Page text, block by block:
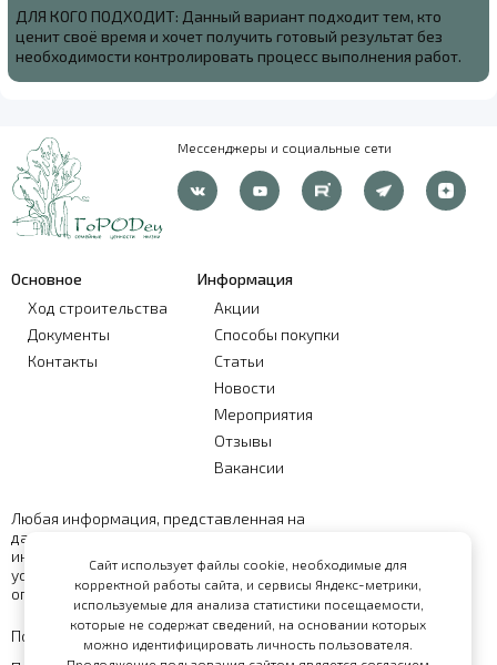
ДЛЯ КОГО ПОДХОДИТ: Данный вариант подходит тем, кто
ценит своё время и хочет получить готовый результат без
необходимости контролировать процесс выполнения работ.
Мессенджеры и социальные сети
Основное
Ход строительства
Документы
Контакты
Информация
Акции
Способы покупки
Статьи
Новости
Мероприятия
Отзывы
Вакансии
Любая информация, представленная на
данном сайте, носит исключительно
информационный характер и ни при каких
условиях не является публичной офертой,
определяемой положениями статьи 437 ГК РФ
Политика обработки персональных данных
Сайт использует файлы cookie, необходимые для
корректной работы сайта, и сервисы Яндекс-метрики,
используемые для анализа статистики посещаемости,
которые не содержат сведений, на основании которых
можно идентифицировать личность пользователя.